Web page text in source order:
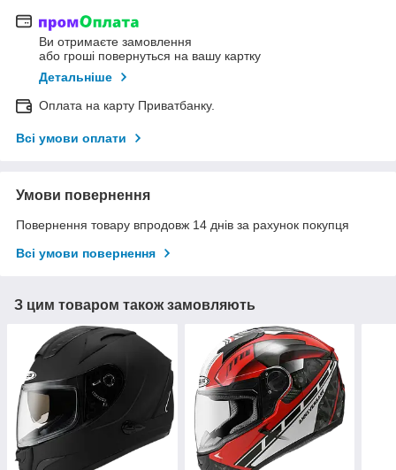
Ви отримаєте замовлення
або гроші повернуться на вашу картку
Детальніше
Оплата на карту Приватбанку.
Всі умови оплати
Умови повернення
Повернення товару впродовж 14 днів за рахунок покупця
Всі умови повернення
З цим товаром також замовляють